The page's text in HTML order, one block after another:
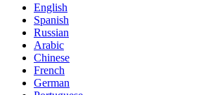
English
Spanish
Russian
Arabic
Chinese
French
German